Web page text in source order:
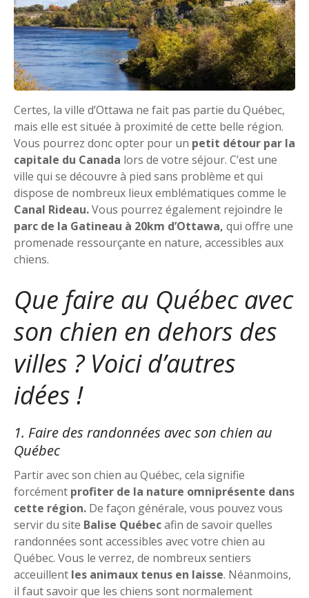
Certes, la ville d’Ottawa ne fait pas partie du Québec,
mais elle est située à proximité de cette belle région.
Vous pourrez donc opter pour un petit détour par la
capitale du Canada lors de votre séjour. C’est une
ville qui se découvre à pied sans problème et qui
dispose de nombreux lieux emblématiques comme le
Canal Rideau.Vous pourrez également rejoindre le
parc de la Gatineau à 20km d’Ottawa, qui offre une
promenade ressourçante en nature, accessibles aux
chiens.
Que faire au Québec avec
son chien en dehors des
villes ? Voici d’autres
idées !
1. Faire des randonnées avec son chien au
Québec
Partir avec son chien au Québec, cela signifie
forcément profiter de la nature omniprésente dans
cette région. De façon générale, vous pouvez vous
servir du site Balise Québecafin de savoir quelles
randonnées sont accessibles avec votre chien au
Québec. Vous le verrez, de nombreux sentiers
acceuillent les animaux tenus en laisse. Néanmoins,
il faut savoir que les chiens sont normalement